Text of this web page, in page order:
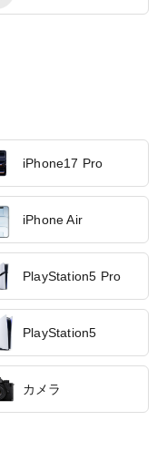
iPhone17 Pro
iPhone Air
PlayStation5 Pro
PlayStation5
カメラ